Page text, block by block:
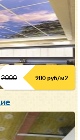
2000 900 руб/м2